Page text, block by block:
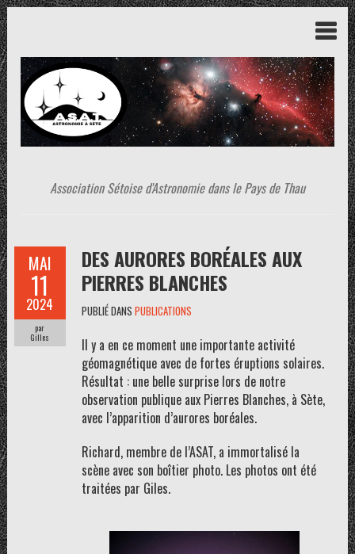
Association Sétoise d'Astronomie dans le Pays de Thau
MAI
11
2024
par
Gilles
DES AURORES BORÉALES AUX
PIERRES BLANCHES
PUBLIÉ DANS PUBLICATIONS
Il y a en ce moment une importante activité
géomagnétique avec de fortes éruptions solaires.
Résultat : une belle surprise lors de notre
observation publique aux Pierres Blanches, à Sète,
avec l’apparition d’aurores boréales.
Richard, membre de l’ASAT, a immortalisé la
scène avec son boîtier photo. Les photos ont été
traitées par Giles.